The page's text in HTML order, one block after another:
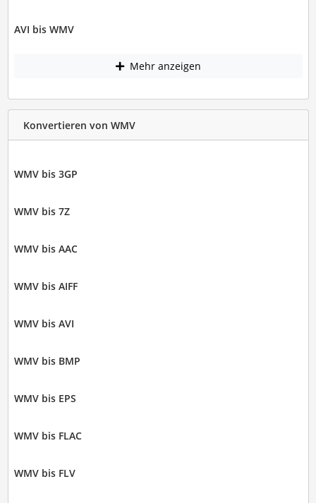
AVI bis WMV
Mehr anzeigen
Konvertieren von WMV
WMV bis 3GP
WMV bis 7Z
WMV bis AAC
WMV bis AIFF
WMV bis AVI
WMV bis BMP
WMV bis EPS
WMV bis FLAC
WMV bis FLV